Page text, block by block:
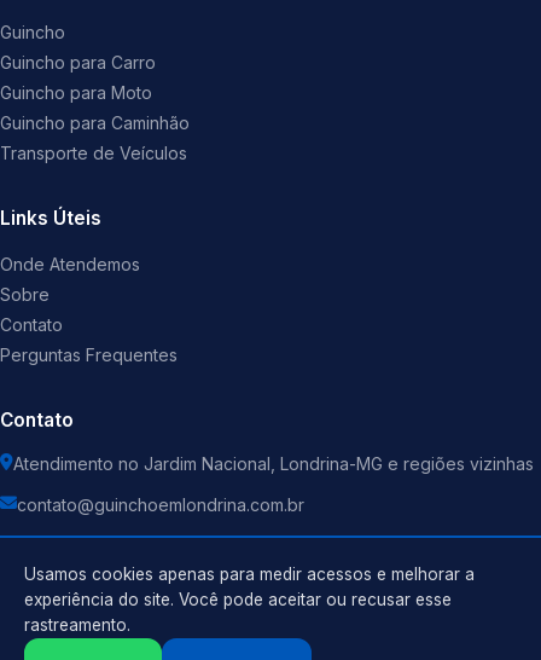
Guincho
Guincho para Carro
Guincho para Moto
Guincho para Caminhão
Transporte de Veículos
Links Úteis
Onde Atendemos
Sobre
Contato
Perguntas Frequentes
Contato
Atendimento no Jardim Nacional, Londrina-MG e regiões vizinhas
contato@guinchoemlondrina.com.br
Usamos cookies apenas para medir acessos e melhorar a
experiência do site. Você pode aceitar ou recusar esse
rastreamento.